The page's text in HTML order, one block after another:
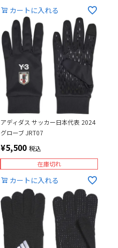
カートに入れる
アディダス サッカー日本代表 2024
グローブ JRT07
¥5,500 税込
在庫切れ
カートに入れる